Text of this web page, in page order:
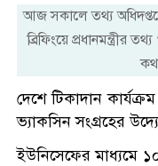
আজ সকালে তথ্য
ব্রিফিংয়ে প্রধানমন্ত্রীর
দেশে টিকাদান
ভ্যাকসিন সংগ্রহের
ইউনিসেফের মাধ্যমে